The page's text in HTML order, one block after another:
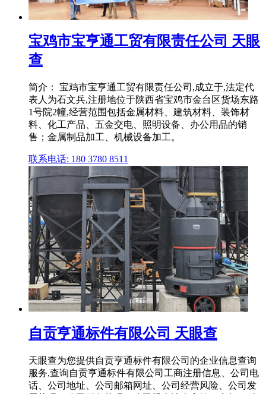
宝鸡市宝亨通工贸有限责任公司 天眼
查
简介： 宝鸡市宝亨通工贸有限责任公司,成立于,法定代
表人为石文兵,注册地位于陕西省宝鸡市金台区货场东路
1号院2幢,经营范围包括金属材料、建筑材料、装饰材
料、化工产品、五金交电、照明设备、办公用品的销
售；金属制品加工、机械设备加工。
联系电话: 180 3780 8511
自贡亨通标件有限公司 天眼查
天眼查为您提供自贡亨通标件有限公司的企业信息查询
服务,查询自贡亨通标件有限公司工商注册信息、公司电
话、公司地址、公司邮箱网址、公司经营风险、公司发